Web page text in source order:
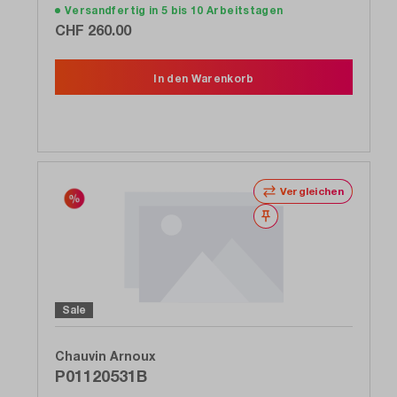
Versandfertig in 5 bis 10 Arbeitstagen
CHF 260.00
In den Warenkorb
Vergleichen
Merken
Sale
Chauvin Arnoux
P01120531B